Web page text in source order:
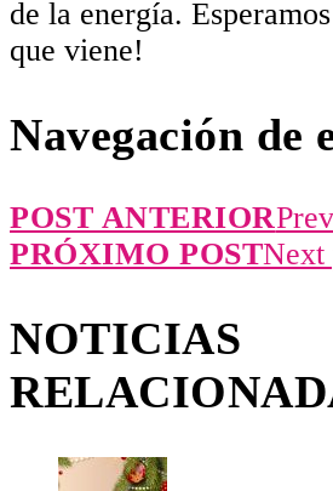
de la energía.
que viene!
Navegación de
POST ANTERIOR
PRÓXIMO POSTNext
NOTICIAS